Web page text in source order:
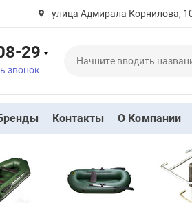
улица Адмирала Корнилова,
29
звонок
Контакты О Компании